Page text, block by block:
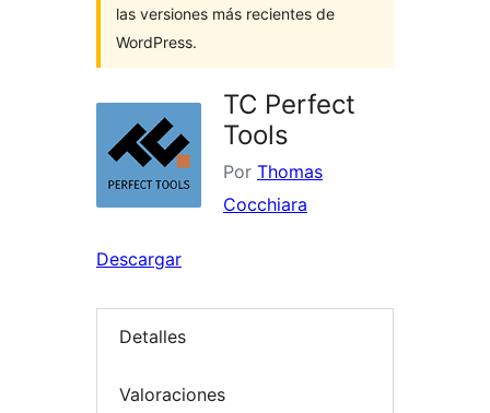
las versiones más recientes de
WordPress.
TC Perfect
Tools
Por Thomas
Cocchiara
Descargar
Detalles
Valoraciones